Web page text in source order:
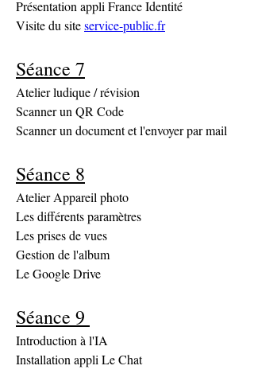
Présentation appli France Identité
Visite du site service-public.fr
Séance 7
Atelier ludique / révision
Scanner un QR Code
Scanner un document et l'envoyer par mail
Séance 8
Atelier Appareil photo
Les différents paramètres
Les prises de vues
Gestion de l'album
Le Google Drive
Séance 9
Introduction à l'IA
Installation appli Le Chat